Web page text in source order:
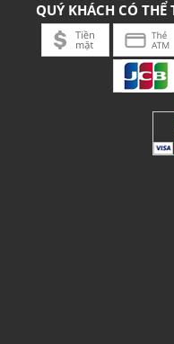
QUÝ KHÁCH CÓ